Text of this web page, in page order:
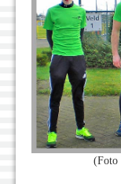
(Foto